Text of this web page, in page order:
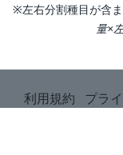
※左右分割種目が含
量×
利用規約
プラ